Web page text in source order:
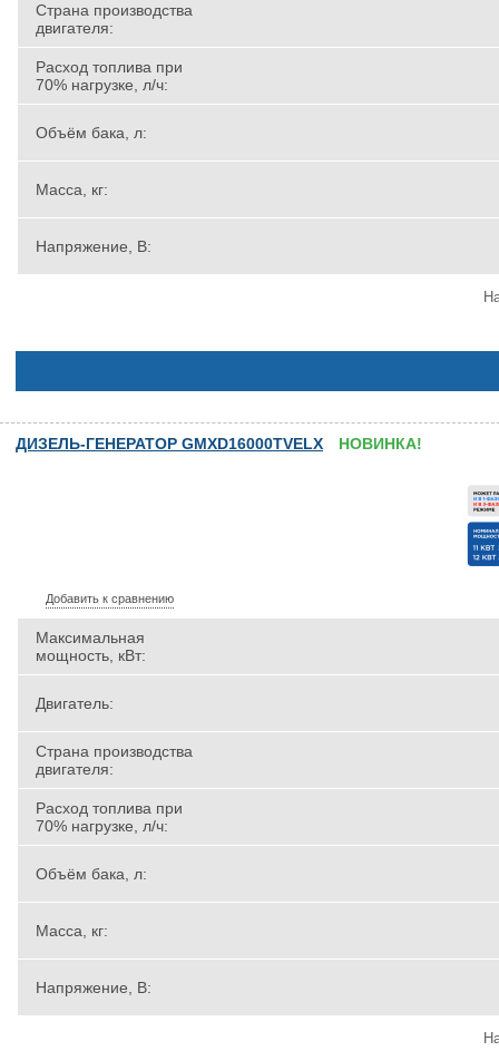
Страна производства
двигателя:
Расход топлива при
70% нагрузке, л/ч:
Объём бака, л:
Масса, кг:
Напряжение, В:
ДИЗЕЛЬ-ГЕНЕРАТОР GMXD16000TVELX НОВИНКА!
Добавить к сравнению
Максимальная
мощность, кВт:
Двигатель:
Страна производства
двигателя:
Расход топлива при
70% нагрузке, л/ч:
Объём бака, л:
Масса, кг:
Напряжение, В: